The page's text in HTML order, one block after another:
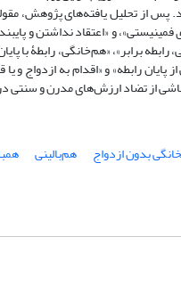
پس از تحلیل یافته‌های پژوهش،
فمینیستی»، و «اعتقاد نداشتن و
رابطه‌ برابر»، «هم‌‌خانگی، رابطۀ
پایان رابطه» و «اقدام به
از تضاد ارزش‌های مدرن و سنتی
بدون ازدواج هم‌بالینی